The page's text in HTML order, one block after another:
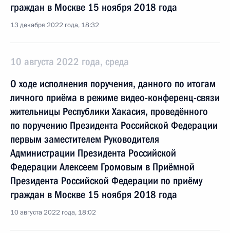
граждан в Москве 15 ноября 2018 года
13 декабря 2022 года, 18:32
10 августа 2022 года, среда
О ходе исполнения поручения, данного по итогам
личного приёма в режиме видео-конференц-связи
жительницы Республики Хакасия, проведённого
по поручению Президента Российской Федерации
первым заместителем Руководителя
Администрации Президента Российской
Федерации Алексеем Громовым в Приёмной
Президента Российской Федерации по приёму
граждан в Москве 15 ноября 2018 года
10 августа 2022 года, 18:02